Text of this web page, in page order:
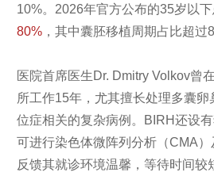
10%。2026年官方公布的35岁以
80%，其中囊胚移植周期占比超过
医院首席医生Dr. Dmitry Volkov曾
所工作15年，尤其擅长处理多囊
位症相关的复杂病例。BIRH还设
可进行染色体微阵列分析（CMA
反馈其就诊环境温馨，等待时间较